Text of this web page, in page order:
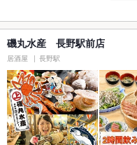
磯丸水産 長野駅前店
居酒屋 長野駅